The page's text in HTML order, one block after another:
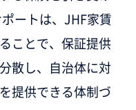
ートは、JHF家賃
ことで、保証提供
散し、自治体に対
提供できる体制づ